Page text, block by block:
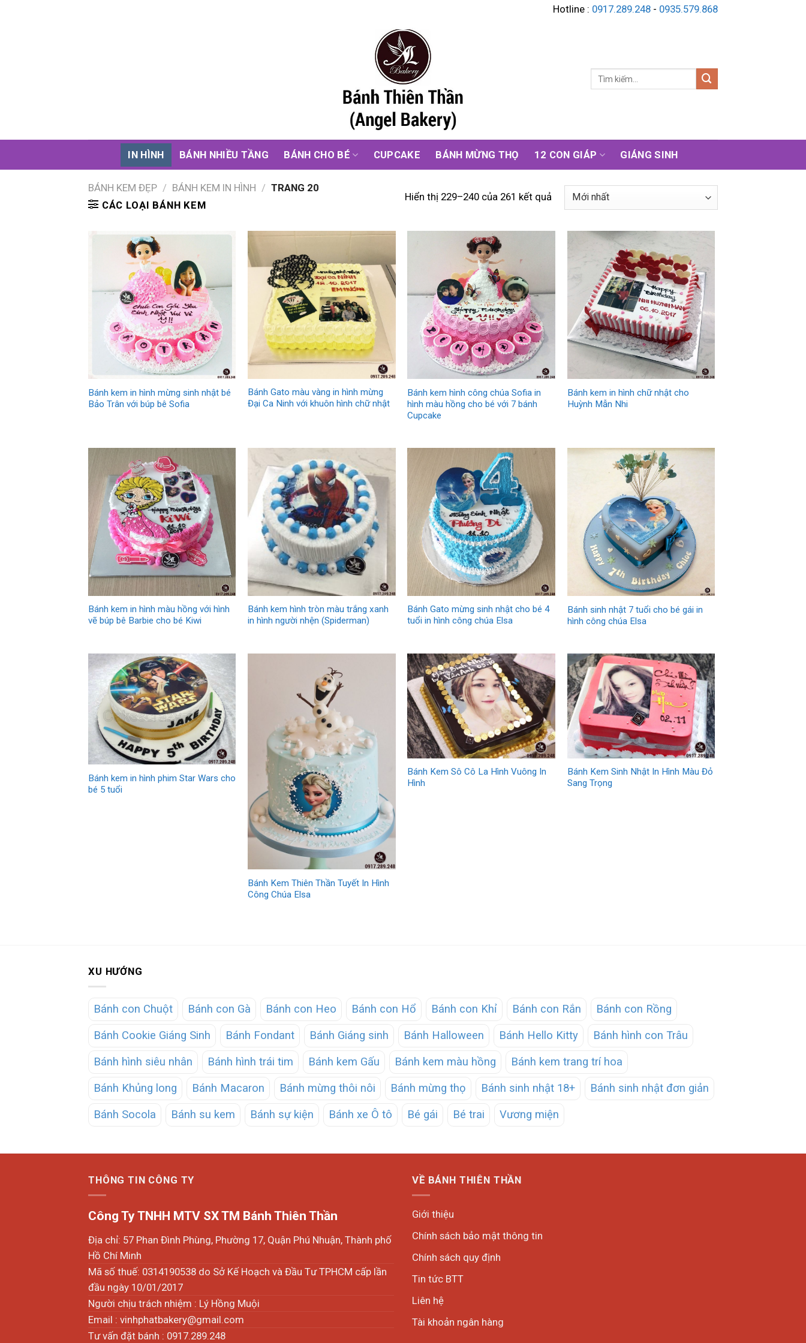
Hotline : 0917.289.248 - 0935.579.868
Tìm
IN HÌNH BÁNH NHIỀU TẦNG BÁNH CHO BÉ CUPCAKE BÁNH MỪNG THỌ 12 CON GIÁP GIÁNG SINH
BÁNH KEM ĐẸP / BÁNH KEM IN HÌNH / TRANG 20
CÁC LOẠI BÁNH KEM
Hiển thị 229–240 của 261 kết quả
Bánh kem in hình mừng sinh nhật bé
Bảo Trân với búp bê Sofia
Bánh Gato màu vàng in hình mừng
Đại Ca Ninh với khuôn hình chữ nhật
Bánh kem hình công chúa Sofia in
hình màu hồng cho bé với 7 bánh
Cupcake
Bánh kem in hình chữ nhật cho
Huỳnh Mẫn Nhi
Bánh kem in hình màu hồng với hình
vẽ búp bê Barbie cho bé Kiwi
Bánh kem hình tròn màu trắng xanh
in hình người nhện (Spiderman)
Bánh Gato mừng sinh nhật cho bé 4
tuổi in hình công chúa Elsa
Bánh sinh nhật 7 tuổi cho bé gái in
hình công chúa Elsa
Bánh kem in hình phim Star Wars cho
bé 5 tuổi
Bánh Kem Thiên Thần Tuyết In Hình
Công Chúa Elsa
Bánh Kem Sô Cô La Hình Vuông In
Hình
Bánh Kem Sinh Nhật In Hình Màu Đỏ
Sang Trọng
XU HƯỚNG
Bánh con Chuột Bánh con Gà Bánh con Heo Bánh con Hổ Bánh con Khỉ Bánh con Rắn
Bánh con Rồng
Bánh Cookie Giáng Sinh
Bánh Fondant Bánh Giáng sinh Bánh Halloween Bánh Hello Kitty
Bánh hình con Trâu
Bánh hình siêu nhân
Bánh hình trái tim Bánh kem Gấu Bánh kem màu hồng
Bánh kem trang trí hoa
Bánh Khủng long
Bánh Macaron Bánh mừng thôi nôi Bánh mừng thọ Bánh sinh nhật 18+
Bánh sinh nhật đơn giản
Bánh Socola
Bánh su kem Bánh sự kiện Bánh xe Ô tô Bé gái Bé trai Vương miện
THÔNG TIN CÔNG TY
Công Ty TNHH MTV SX TM Bánh Thiên Thần
Địa chỉ: 57 Phan Đình Phùng, Phường 17, Quận Phú Nhuận, Thành phố
Hồ Chí Minh
Mã số thuế: 0314190538 do Sở Kế Hoạch và Đầu Tư TPHCM cấp lần
đầu ngày 10/01/2017
Người chịu trách nhiệm : Lý Hồng Muội
Email : vinhphatbakery@gmail.com
Tư vấn đặt bánh : 0917.289.248
VỀ BÁNH THIÊN THẦN
Giới thiệu
Chính sách bảo mật thông tin
Chính sách quy định
Tin tức BTT
Liên hệ
Tài khoản ngân hàng